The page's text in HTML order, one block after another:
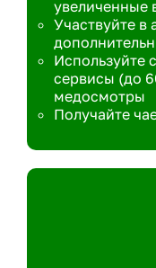
увеличенные
Участвуйте в
Используйте
сервисы (до
медосмотры
Получайте